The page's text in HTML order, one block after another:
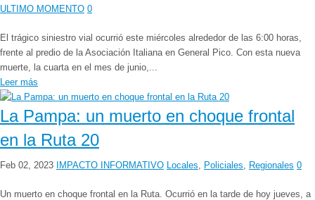
ULTIMO MOMENTO 0
El trágico siniestro vial ocurrió este miércoles alrededor de las 6:00 horas,
frente al predio de la Asociación Italiana en General Pico. Con esta nueva
muerte, la cuarta en el mes de junio,...
Leer más
La Pampa: un muerto en choque frontal
en la Ruta 20
Feb 02, 2023 IMPACTO INFORMATIVO Locales, Policiales, Regionales 0
Un muerto en choque frontal en la Ruta. Ocurrió en la tarde de hoy jueves, a